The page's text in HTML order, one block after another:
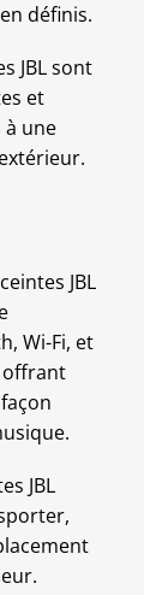
définis.
JBL sont
et
à une
JBL
Wi-Fi, et
offrant
JBL